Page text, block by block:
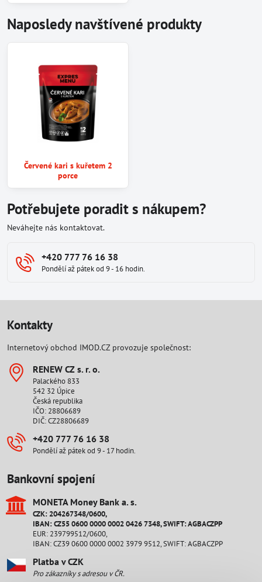
Naposledy navštívené produkty
Červené kari s kuřetem 2
porce
Potřebujete poradit s nákupem?
Neváhejte nás kontaktovat.
+420 777 76 16 38
Pondělí až pátek od 9 - 16 hodin.
Kontakty
Internetový obchod IMOD.CZ provozuje společnost:
RENEW CZ s​. r​. o​.
Palackého 833
542 32 Úpice
Česká republika
IČO: 28806689
DIČ: CZ28806689
+420 777 76 16 38
Pondělí až pátek od 9 - 17 hodin.
Bankovní spojení
MONETA Money Bank a​. s​.
CZK: 204267348/0600,
IBAN: CZ55 0600 0000 0002 0426 7348, SWIFT: AGBACZPP
EUR: 239799512/0600,
IBAN: CZ39 0600 0000 0002 3979 9512, SWIFT: AGBACZPP
Platba v CZK
Pro zákazníky s adresou v ČR.